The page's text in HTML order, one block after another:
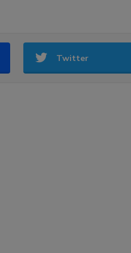
Twitter